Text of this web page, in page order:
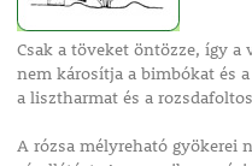
Csak a töveket öntözze, így a
nem károsítja a bimbókat és
a lisztharmat és a
A rózsa mélyreható gyökerei